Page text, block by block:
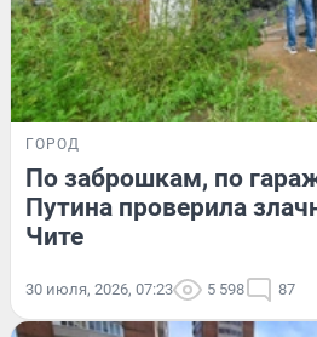
ГОРОД
По заброшкам, по
Путина проверила
Чите
30 июля, 2026, 07:23 5 598 87